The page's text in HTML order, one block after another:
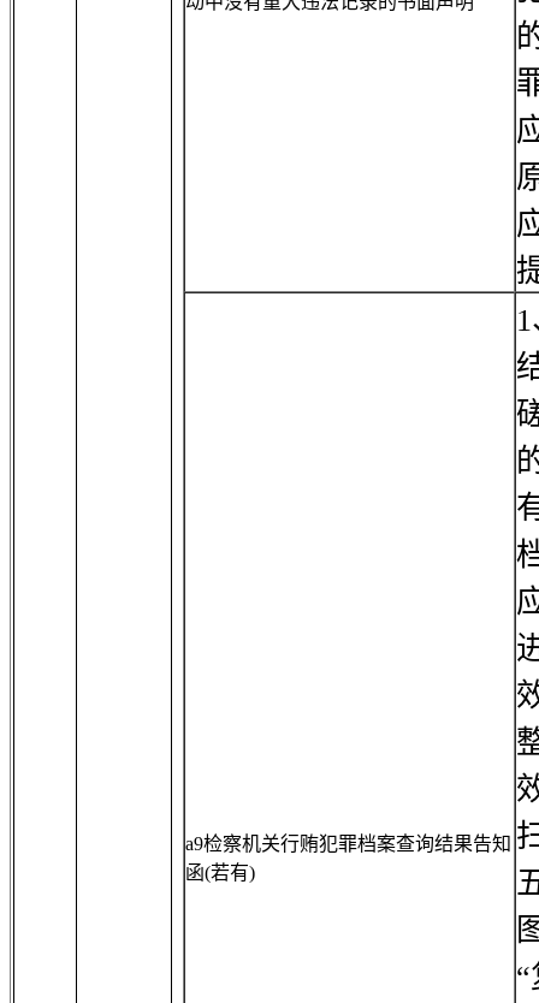
a9检察机关行贿犯罪档案查询结果告知
函(若有)